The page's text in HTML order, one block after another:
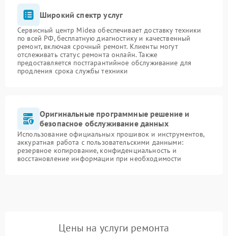
Широкий спектр услуг
Сервисный центр Midea обеспечивает доставку техники
по всей РФ, бесплатную диагностику и качественный
ремонт, включая срочный ремонт. Клиенты могут
отслеживать статус ремонта онлайн. Также
предоставляется постгарантийное обслуживание для
продления срока службы техники
Оригинальные программные решение и
безопасное обслуживание данных
Использование официальных прошивок и инструментов,
аккуратная работа с пользовательскими данными:
резервное копирование, конфиденциальность и
восстановление информации при необходимости
Цены на услуги ремонта